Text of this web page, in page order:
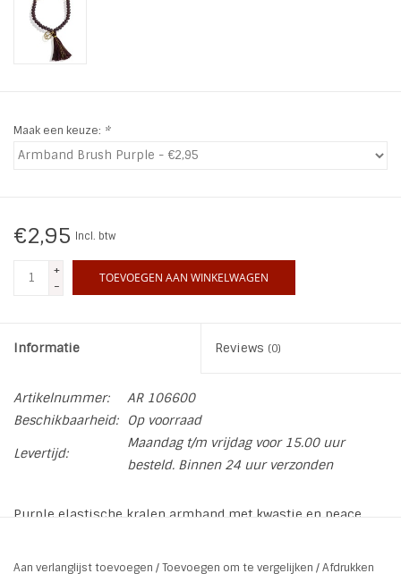
LIFESTYLE PRODUCTEN
INSPIRATIE
Blog
Maak een keuze: *
€2,95 Incl. btw
+
-
TOEVOEGEN AAN WINKELWAGEN
Informatie Reviews (0)
Artikelnummer:
AR 106600
Beschikbaarheid:
Op voorraad
Levertijd:
Maandag t/m vrijdag voor 15.00 uur
besteld. Binnen 24 uur verzonden
Purple elastische kralen armband met kwastje en peace
Aan verlanglijst toevoegen /Toevoegen om te vergelijken /Afdrukken